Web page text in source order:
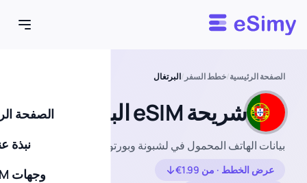
Esimy
الصفحة
نبذة
وجهات eSIM
الصفحة الرئيسية/خطط السفر /البرتغال
شريحة eSIM البرتغال
بيانات الهاتف المحمول في لشبونة وبورتو والمناطق الساحلية
عرض الخطط · من 1.99€